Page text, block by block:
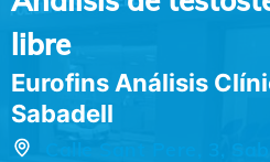
libre
Eurofins Análisis
Sabadell